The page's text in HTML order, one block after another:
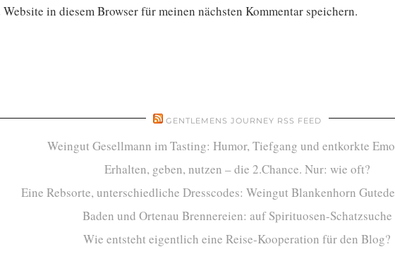
in diesem Browser für meinen nächsten Kommentar speichern.
GENTLEMENS JOURNEY RSS FEED
Weingut Gesellmann im Tasting: Humor, Tiefgang und entkorkte
Erhalten, geben, nutzen – die 2.Chance. Nur: wie oft?
Eine Rebsorte, unterschiedliche Dresscodes: Weingut Blankenhorn
Baden und Ortenau Brennereien: auf Spirituosen-Schatzsuche
Wie entsteht eigentlich eine Reise-Kooperation für den Blog?